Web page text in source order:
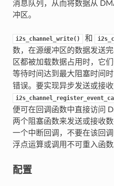
消息队列，从而将数据从
冲区。
i2s_channel_write() 和
数，在源缓冲区的数据发送
区都被加载数据占用时，它
等待时间达到最大阻塞时间时
错误。要实现异步发送或接
便可在回调函数中直接访问
两个阻塞函数来发送或接收
一个中断回调，不要在该回
浮点运算或调用不可重入函数
配置